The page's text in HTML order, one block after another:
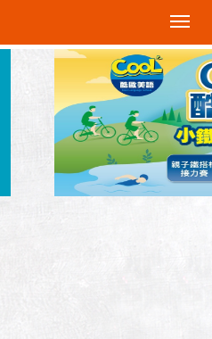
切
換
下
選
單